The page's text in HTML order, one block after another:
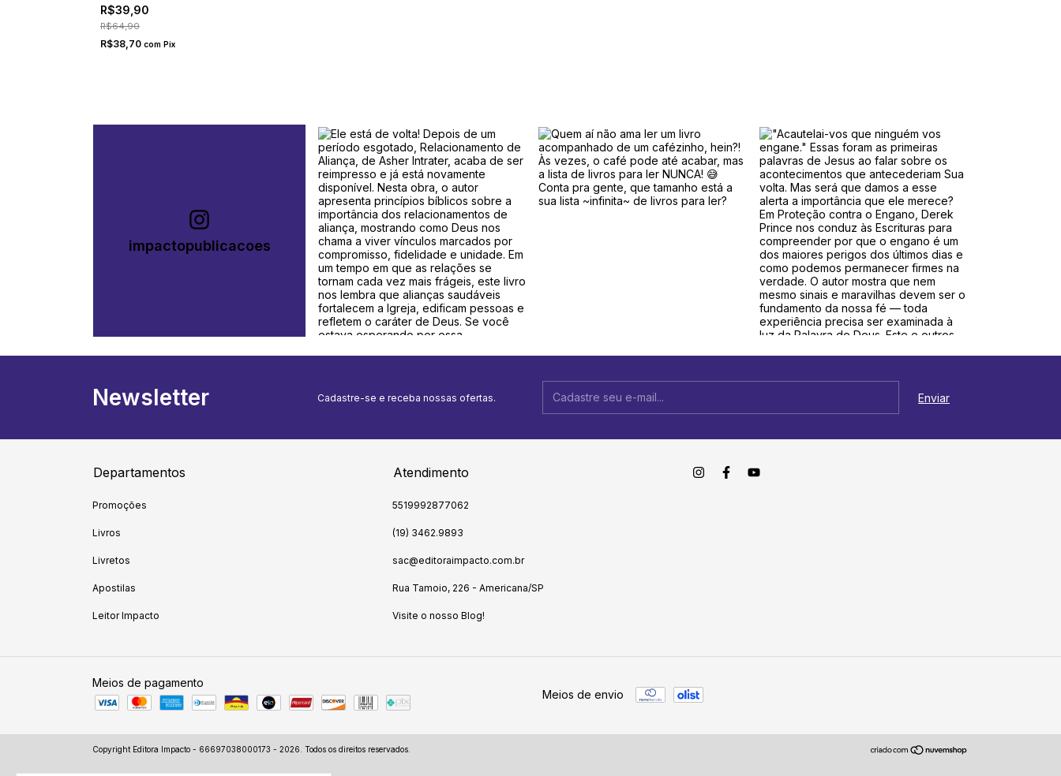
R$39,90
R$64,90
R$38,70 com Pix
impactopublicacoes
Newsletter Cadastre-se e receba nossas ofertas.
Departamentos
Promoções
Livros
Livretos
Apostilas
Leitor Impacto
Atendimento
5519992877062
(19) 3462.9893
sac@editoraimpacto.com.br
Rua Tamoio, 226 - Americana/SP
Visite o nosso Blog!
Meios de pagamento
Meios de envio
Copyright Editora Impacto - 66697038000173 - 2026. Todos os direitos reservados.